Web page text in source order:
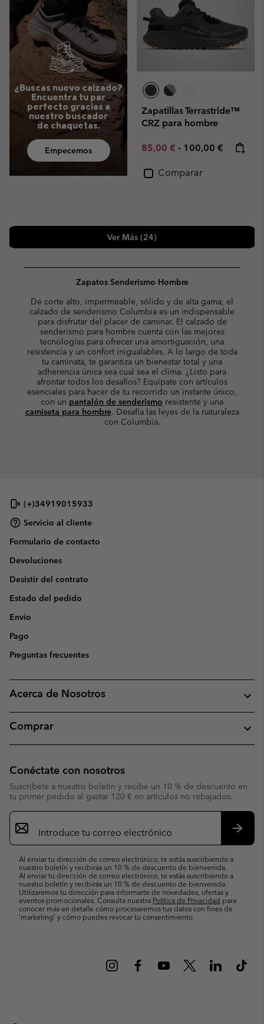
¿Buscas nuevo calzado?
Encuentra tu par
perfecto gracias a
nuestro buscador
de chaquetas.
Empecemos
Zapatillas Terrastride™
CRZ para hombre
Minimum sale price:
85,00 € - Maximum price:
100,00 €
Comparar
Ver Más (24)
Zapatos Senderismo Hombre
De corte alto, impermeable, sólido y de alta gama, el
calzado de senderismo Columbia es un indispensable
para disfrutar del placer de caminar. El calzado de
senderismo para hombre cuenta con las mejores
tecnologías para ofrecer una amortiguación, una
resistencia y un confort inigualables. A lo largo de toda
tu caminata, te garantiza un bienestar total y una
adherencia única sea cual sea el clima. ¿Listo para
afrontar todos los desafíos? Equípate con artículos
esenciales para hacer de tu recorrido un instante único,
con un pantalón de senderismo resistente y una
camiseta para hombre. Desafía las leyes de la naturaleza
con Columbia.
(+)34919015933
Servicio al cliente
Formulario de contacto
Devoluciones
Desistir del contrato
Estado del pedido
Envío
Pago
Preguntas frecuentes
Acerca de Nosotros
Comprar
Conéctate con nosotros
Suscríbete a nuestro boletín y recibe un 10 % de descuento en
tu primer pedido al gastar 120 € en artículos no rebajados.
Suscripción
de
correo
Al enviar tu dirección de correo electrónico, te estás suscribiendo a
nuestro boletín y recibirás un 10 % de descuento de bienvenida.
Al enviar tu dirección de correo electrónico, te estás suscribiendo a
nuestro boletín y recibirás un 10 % de descuento de bienvenida.
Utilizaremos tu dirección para informarte de novedades, ofertas y
eventos promocionales. Consulta nuestra Política de Privacidad para
conocer más en detalle cómo procesaremos tus datos con fines de
’marketing’ y cómo puedes revocar tu consentimiento.